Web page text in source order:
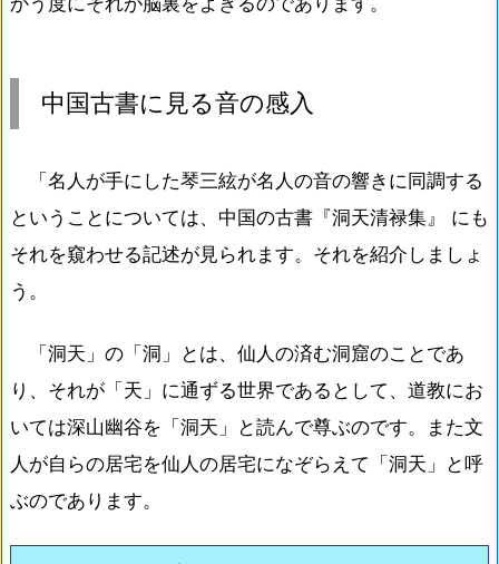
中国古書に見る音の感入
「名人が手にした琴三絃が名人の音の響きに同調する
ということについては、中国の古書『洞天清禄集』 にも
それを窺わせる記述が見られます。それを紹介しましょ
う。
「洞天」の「洞」とは、仙人の済む洞窟のことであ
り、それが「天」に通ずる世界であるとして、道教にお
いては深山幽谷を「洞天」と読んで尊ぶのです。また文
人が自らの居宅を仙人の居宅になぞらえて「洞天」と呼
ぶのであります。